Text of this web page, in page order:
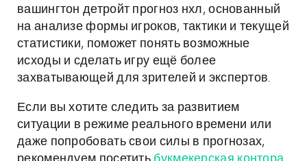
вашингтон детройт прогноз нхл, основанный
на анализе формы игроков, тактики и текущей
статистики, поможет понять возможные
исходы и сделать игру ещё более
захватывающей для зрителей и экспертов.
Если вы хотите следить за развитием
ситуации в режиме реального времени или
даже попробовать свои силы в прогнозах,